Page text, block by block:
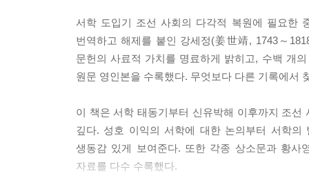
『송담유록』은 아버지 강세정이 가문의 희망이
론인 반서학을 외쳤을 뿐 채제공을 반대한 것은
경과 한목에 엮이는 것에 대해서도 불편함을 드러
권 분위기에 있던 채제공 노선에 접근함으로써,
성호 이익의 서학에 대한 인식으로부터 출발해
서학의 성격 이해에 도움을 준다. (…) 이어 당시
책에 자료집의 성격을 부여했다. 「황사영백서」
서학 도입기 조선 사회의 다각적 복원에 필요한
번역하고 해제를 붙인 강세정(姜世靖, 1743～
문헌의 사료적 가치를 명료하게 밝히고, 수백 개
원문 영인본을 수록했다. 무엇보다 다른 기록에서
이 책은 서학 태동기부터 신유박해 이후까지 조
깊다. 성호 이익의 서학에 대한 논의부터 서학
생동감 있게 보여준다. 또한 각종 상소문과 황
자료를 다수 수록했다.